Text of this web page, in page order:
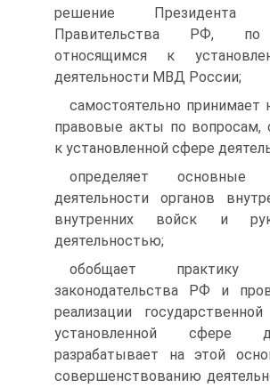
решение
Правительства РФ, по
относящимся к
деятельности МВД России;
самостоятельно принимает
правовые акты по вопросам,
к установленной сфере
определяет основные
деятельности органов
внутренних войск и
деятельностью;
обобщает практику
законодательства РФ и
реализации
установленной сфере
разрабатывает на этой
совершенствованию